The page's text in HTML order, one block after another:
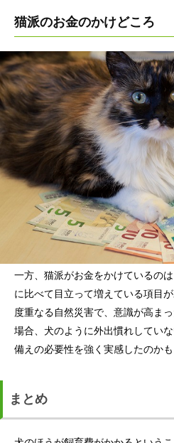
猫派のお金のかけどころ
一方、猫派がお金をかけているの
に比べて目立って増えている項目
度重なる自然災害で、意識が高ま
場合、犬のように外出慣れしてい
備えの必要性を強く実感したのかも
まとめ